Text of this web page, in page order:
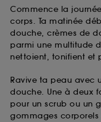
Commence la
corps. Ta matinée
douche, crèmes de
parmi une multitude
nettoient, tonifient et
Ravive ta peau avec
douche. Une à deux
pour un scrub ou un
gommages corporels